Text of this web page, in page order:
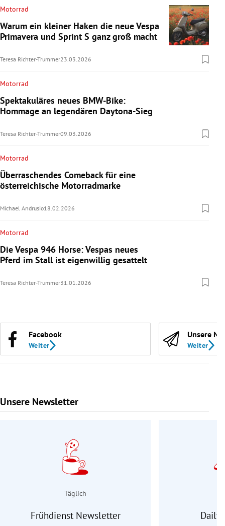
Motorrad
Warum ein kleiner Haken die neue Vespa
Primavera und Sprint S ganz groß macht
Teresa Richter-Trummer23.03.2026
Motorrad
Spektakuläres neues BMW-Bike:
Hommage an legendären Daytona-Sieg
Teresa Richter-Trummer09.03.2026
Motorrad
Überraschendes Comeback für eine
österreichische Motorradmarke
Michael Andrusio18.02.2026
Motorrad
Die Vespa 946 Horse: Vespas neues
Pferd im Stall ist eigenwillig gesattelt
Teresa Richter-Trummer31.01.2026
Facebook
Weiter
Unsere
Weiter
Unsere Newsletter
Slide 1 von 9
Täglich
Frühdienst Newsletter Daily